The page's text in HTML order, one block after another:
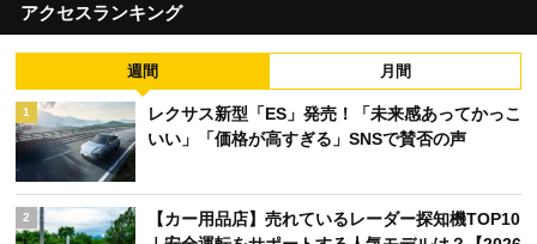
アクセスランキング
週間 月間
1
レクサス新型「ES」発売！「未来感あってかっこ
いい」「価格が高すぎる」SNSで賛否の声
2
【カー用品店】売れているレーダー探知機TOP10